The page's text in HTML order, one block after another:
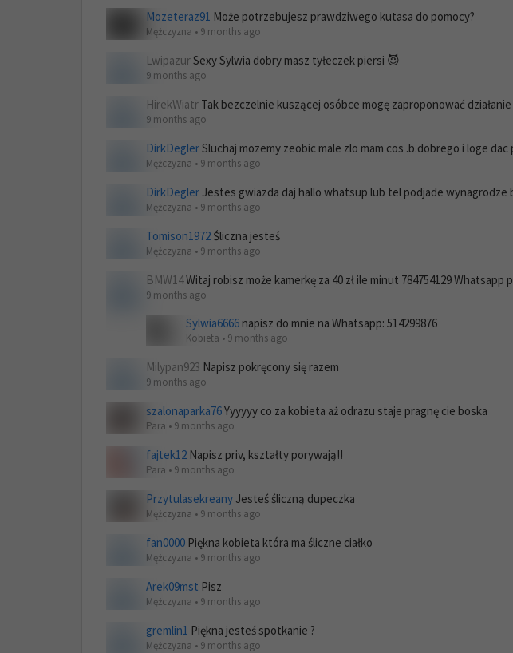
Mozeteraz91 Może potrzebujesz prawdziwego kutasa do pomocy?
Mężczyzna • 9 months ago
LwipazurSexy Sylwia dobry masz tyłeczek piersi 😈
9 months ago
HirekWiatr Tak bezczelnie kuszącej osóbce mogę zaproponować
9 months ago
DirkDeglerSluchaj mozemy zeobic male zlo mam cos .b.dobrego i loge
Mężczyzna • 9 months ago
DirkDegler Jestes gwiazda daj hallo whatsup lub tel podjade wynagrodze
Mężczyzna • 9 months ago
Tomison1972 Śliczna jesteś
Mężczyzna • 9 months ago
BMW14Witaj robisz może kamerkę za 40 zł ile minut 784754129 Whatsapp
9 months ago
Sylwia6666 napisz do mnie na Whatsapp: 514299876
Kobieta • 9 months ago
Milypan923 Napisz pokręcony się razem
9 months ago
szalonaparka76Yyyyyy co za kobieta aż odrazu staje pragnę cie boska
Para • 9 months ago
fajtek12 Napisz priv, kształty porywają!!
Para • 9 months ago
Przytulasekreany Jesteś śliczną dupeczka
Mężczyzna • 9 months ago
fan0000 Piękna kobieta która ma śliczne ciałko
Mężczyzna • 9 months ago
Arek09mst Pisz
Mężczyzna • 9 months ago
gremlin1 Piękna jesteś spotkanie ?
Mężczyzna • 9 months ago